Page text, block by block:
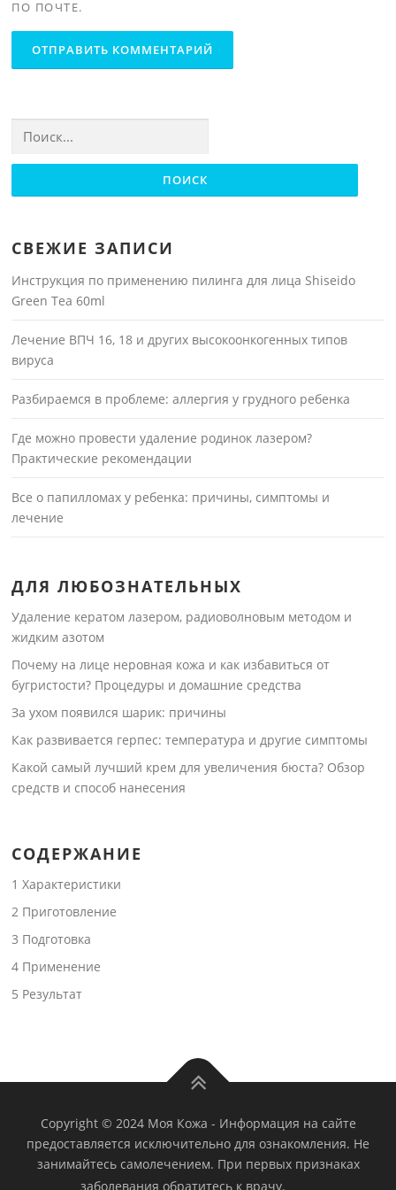
ПО ПОЧТЕ.
СВЕЖИЕ ЗАПИСИ
Инструкция по применению пилинга для лица Shiseido
Green Tea 60ml
Лечение ВПЧ 16, 18 и других высокоонкогенных типов
вируса
Разбираемся в проблеме: аллергия у грудного ребенка
Где можно провести удаление родинок лазером?
Практические рекомендации
Все о папилломах у ребенка: причины, симптомы и
лечение
ДЛЯ ЛЮБОЗНАТЕЛЬНЫХ
Удаление кератом лазером, радиоволновым методом и
жидким азотом
Почему на лице неровная кожа и как избавиться от
бугристости? Процедуры и домашние средства
За ухом появился шарик: причины
Как развивается герпес: температура и другие симптомы
Какой самый лучший крем для увеличения бюста? Обзор
средств и способ нанесения
СОДЕРЖАНИЕ
1 Характеристики
2 Приготовление
3 Подготовка
4 Применение
5 Результат
Copyright © 2024 Моя Кожа - Информация на сайте
предоставляется исключительно для ознакомления. Не
занимайтесь самолечением. При первых признаках